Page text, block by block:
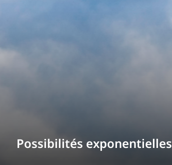
Possibilités exponentielles